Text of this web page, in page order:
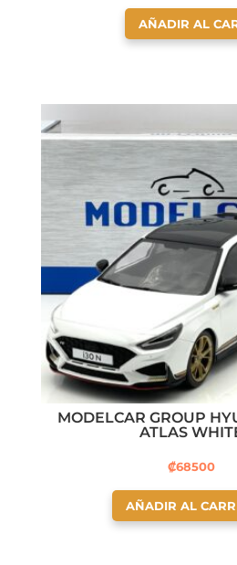
AÑADIR AL
MODELCAR GROUP
ATLAS
₡68500
AÑADIR AL